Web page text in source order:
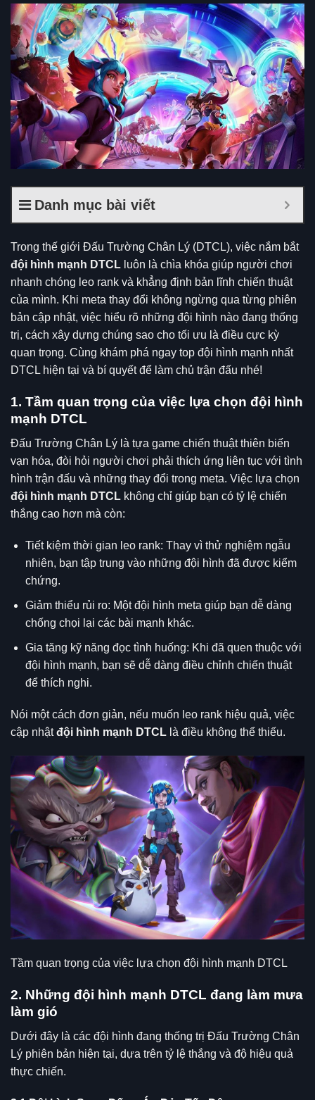
Danh mục bài viết
Trong thế giới Đấu Trường Chân Lý (DTCL), việc nắm bắt
đội hình mạnh DTCL luôn là chìa khóa giúp người chơi
nhanh chóng leo rank và khẳng định bản lĩnh chiến thuật
của mình. Khi meta thay đổi không ngừng qua từng phiên
bản cập nhật, việc hiểu rõ những đội hình nào đang thống
trị, cách xây dựng chúng sao cho tối ưu là điều cực kỳ
quan trọng. Cùng khám phá ngay top đội hình mạnh nhất
DTCL hiện tại và bí quyết để làm chủ trận đấu nhé!
1. Tầm quan trọng của việc lựa chọn đội hình
mạnh DTCL
Đấu Trường Chân Lý là tựa game chiến thuật thiên biến
vạn hóa, đòi hỏi người chơi phải thích ứng liên tục với tình
hình trận đấu và những thay đổi trong meta. Việc lựa chọn
đội hình mạnh DTCL không chỉ giúp bạn có tỷ lệ chiến
thắng cao hơn mà còn:
Tiết kiệm thời gian leo rank: Thay vì thử nghiệm ngẫu
nhiên, bạn tập trung vào những đội hình đã được kiểm
chứng.
Giảm thiểu rủi ro: Một đội hình meta giúp bạn dễ dàng
chống chọi lại các bài mạnh khác.
Gia tăng kỹ năng đọc tình huống: Khi đã quen thuộc với
đội hình mạnh, bạn sẽ dễ dàng điều chỉnh chiến thuật
để thích nghi.
Nói một cách đơn giản, nếu muốn leo rank hiệu quả, việc
cập nhậtđội hình mạnh DTCL là điều không thể thiếu.
Tầm quan trọng của việc lựa chọn đội hình mạnh DTCL
2. Những đội hình mạnh DTCL đang làm mưa
làm gió
Dưới đây là các đội hình đang thống trị Đấu Trường Chân
Lý phiên bản hiện tại, dựa trên tỷ lệ thắng và độ hiệu quả
thực chiến.